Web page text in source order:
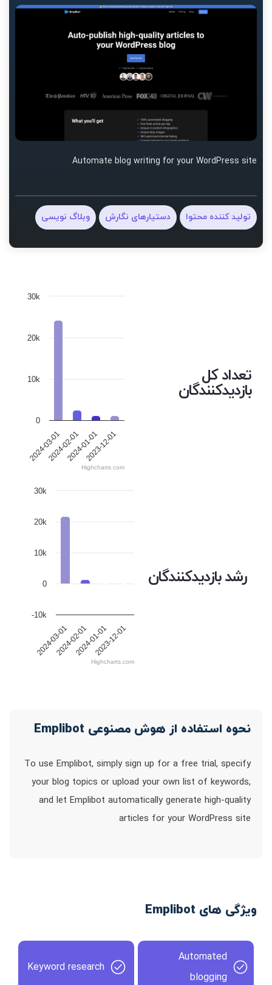
Automate blog writing for your WordPress site
تولید کننده محتوا دستیارهای نگارش وبلاگ نویسی
تعداد کل
بازدیدکنندگان
2024-03-012024-02-012024-01-012023-12-01
0
10k
20k
30k
Highcharts.com
رشد بازدیدکنندگان
2024-03-012024-02-012024-01-012023-12-01
0
10k
20k
-10k
30k
Highcharts.com
نحوه استفاده از هوش مصنوعی Emplibot
To use Emplibot, simply sign up for a free trial, specify
your blog topics or upload your own list of keywords,
and let Emplibot automatically generate high-quality
articles for your WordPress site
ویژگی های Emplibot
Automated
blogging
Keyword research